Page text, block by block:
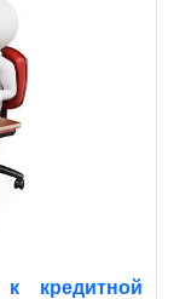
кредитной